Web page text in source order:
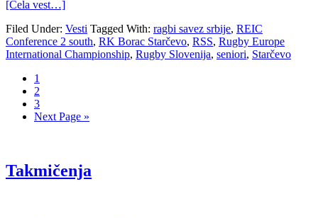
[Cela vest…]
Filed Under: Vesti Tagged With: ragbi savez srbije, REIC
Conference 2 south, RK Borac Starčevo, RSS, Rugby Europe
International Championship, Rugby Slovenija, seniori, Starčevo
1
2
3
Next Page »
Takmičenja